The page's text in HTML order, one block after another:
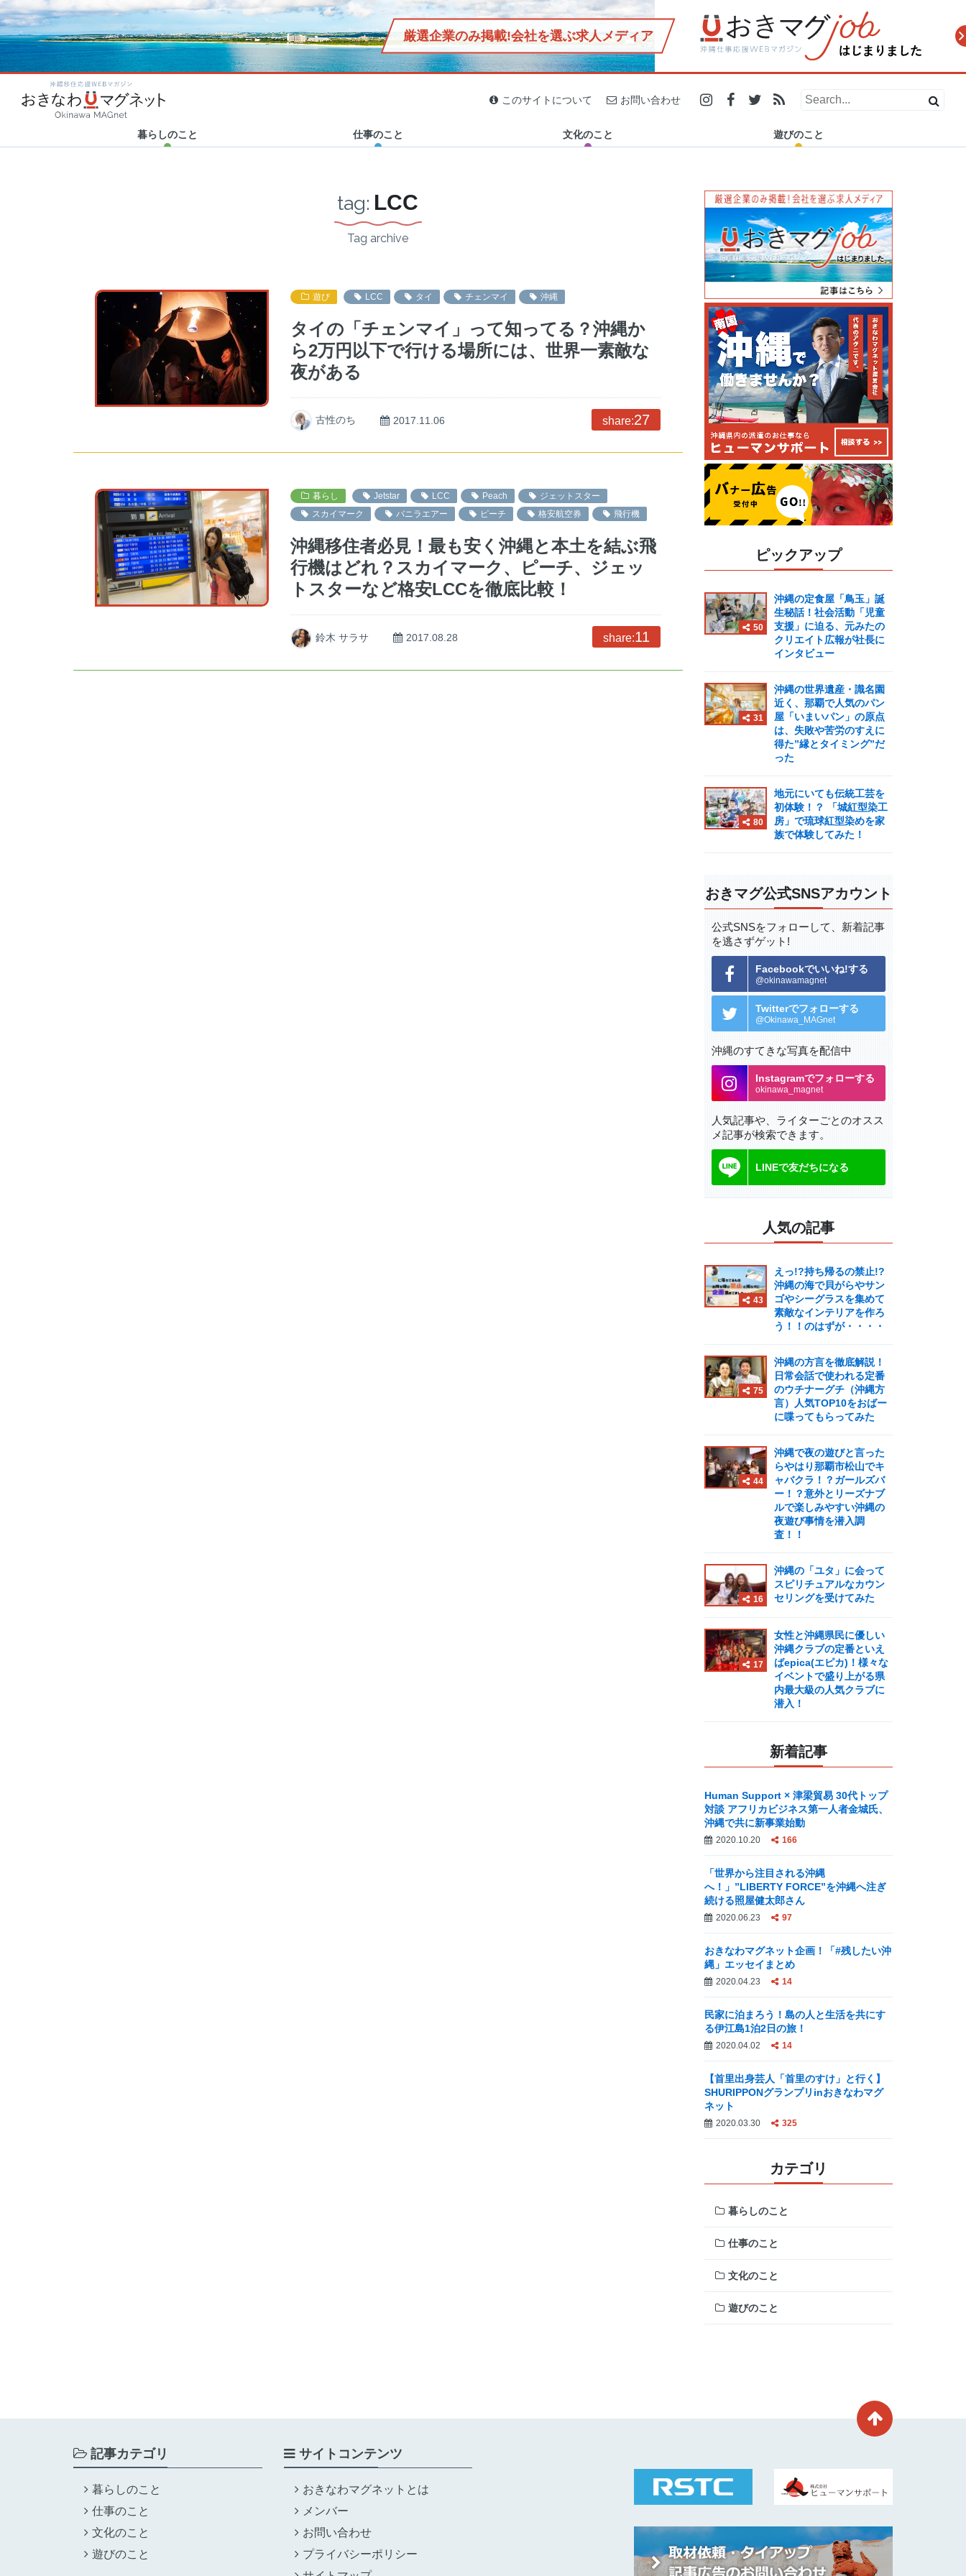
厳選企業のみ掲載!会社を選ぶ求人メディア
このサイトについて お問い合わせ
暮らしのこと
カテゴリ新着
Category new
2020.06.23
2020.04.02
2019.12.27
島に鮮魚店が多い謎！沖縄
見！愛と癒しがギュッと詰
浦添市で24時間営業の「ナ
カハラストアー」が沖縄県
仕事のこと
カテゴリ新着
Category new
2020.10.20
2020.03.16
2019.11.13
秘話！社会活動「児童支
で店舗オープン！県内で活
糸満市の電源カフェを探
す！沖縄在住フリーランス
文化のこと
カテゴリ新着
Category new
2020.04.23
2020.03.30
2019.11.29
島のB級グルメ誕生秘話！
体験！？ 「城紅型染工房」
【#残したい沖縄 エッセイ
Vol.5】残していく沖縄の魅
遊びのこと
カテゴリ新着
Category new
2020.01.31
2019.12.29
2019.12.25
する “チルアウト”な空間
守りたい」ー 沖縄でSDO認
マスターズ甲子園2019 2泊
3日密着レポート(沖縄県代
tag: LCC
Tag archive
遊び LCC タイ チェンマイ 沖縄
タイの「チェンマイ」って知ってる？沖縄か
ら2万円以下で行ける場所には、世界一素敵な
夜がある
古性のち 2017.11.06 share:27
暮らし Jetstar LCC Peach
ジェットスター
スカイマーク
バニラエアー ピーチ 格安航空券 飛行機
沖縄移住者必見！最も安く沖縄と本土を結ぶ飛
行機はどれ？スカイマーク、ピーチ、ジェッ
トスターなど格安LCCを徹底比較！
鈴木 サラサ 2017.08.28 share:11
ピックアップ
50
沖縄の定食屋「鳥玉」誕
生秘話！社会活動「児童
支援」に迫る、元みたの
クリエイト広報が社長に
インタビュー
31
沖縄の世界遺産・識名園
近く、那覇で人気のパン
屋「いまいパン」の原点
は、失敗や苦労のすえに
得た”縁とタイミング”だ
った
80
地元にいても伝統工芸を
初体験！？ 「城紅型染工
房」で琉球紅型染めを家
族で体験してみた！
おきマグ公式SNSアカウント
公式SNSをフォローして、 新着記事
を逃さずゲット!
Facebookでいいね!する
@okinawamagnet
Twitterでフォローする
@Okinawa_MAGnet
沖縄のすてきな写真を配信中
Instagramでフォローする
okinawa_magnet
人気記事や、ライターごとのオスス
メ記事が検索できます。
LINEで友だちになる
人気の記事
43
えっ!?持ち帰るの禁止!?
沖縄の海で貝がらやサン
ゴやシーグラスを集めて
素敵なインテリアを作ろ
う！！のはずが・・・・
75
沖縄の方言を徹底解説！
日常会話で使われる定番
のウチナーグチ（沖縄方
言）人気TOP10をおばー
に喋ってもらってみた
44
沖縄で夜の遊びと言った
らやはり那覇市松山でキ
ャバクラ！？ガールズバ
ー！？意外とリーズナブ
ルで楽しみやすい沖縄の
夜遊び事情を潜入調
査！！
16
沖縄の「ユタ」に会って
スピリチュアルなカウン
セリングを受けてみた
17
女性と沖縄県民に優しい
沖縄クラブの定番といえ
ばepica(エピカ)！様々な
イベントで盛り上がる県
内最大級の人気クラブに
潜入！
新着記事
Human Support × 津梁貿易 30代トップ
対談 アフリカビジネス第一人者金城氏、
沖縄で共に新事業始動
2020.10.20 166
「世界から注目される沖縄
へ！」”LIBERTY FORCE”を沖縄へ注ぎ
続ける照屋健太郎さん
2020.06.23 97
おきなわマグネット企画！「#残したい沖
縄」エッセイまとめ
2020.04.23 14
民家に泊まろう！島の人と生活を共にす
る伊江島1泊2日の旅！
2020.04.02 14
【首里出身芸人「首里のすけ」と行く】
SHURIPPONグランプリinおきなわマグ
ネット
2020.03.30 325
カテゴリ
暮らしのこと
仕事のこと
文化のこと
遊びのこと
記事カテゴリ
暮らしのこと
仕事のこと
文化のこと
遊びのこと
サイトコンテンツ
おきなわマグネットとは
メンバー
お問い合わせ
プライバシーポリシー